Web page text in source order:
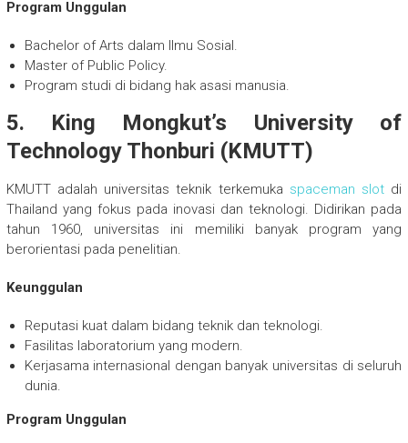
Program Unggulan
Bachelor of Arts dalam Ilmu Sosial.
Master of Public Policy.
Program studi di bidang hak asasi manusia.
5. King Mongkut’s University of
Technology Thonburi (KMUTT)
KMUTT adalah universitas teknik terkemuka spaceman slot di
Thailand yang fokus pada inovasi dan teknologi. Didirikan pada
tahun 1960, universitas ini memiliki banyak program yang
berorientasi pada penelitian.
Keunggulan
Reputasi kuat dalam bidang teknik dan teknologi.
Fasilitas laboratorium yang modern.
Kerjasama internasional dengan banyak universitas di seluruh
dunia.
Program Unggulan